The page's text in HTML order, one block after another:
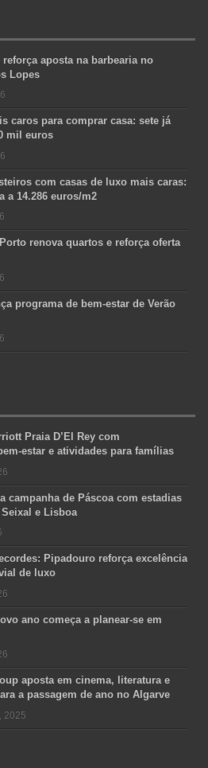
reforça aposta na barbearia no
Lopes
caros para comprar casa: sete já
mil euros
com casas de luxo mais caras:
a 14.286 euros/m2
renova quartos e reforça oferta
programa de bem-estar de Verão
Praia D’El Rey com
estar e atividades para famílias
campanha de Páscoa com estadias
e Lisboa
Pipadouro reforça excelência
de luxo
ano começa a planear-se em
aposta em cinema, literatura e
a passagem de ano no Algarve
2025